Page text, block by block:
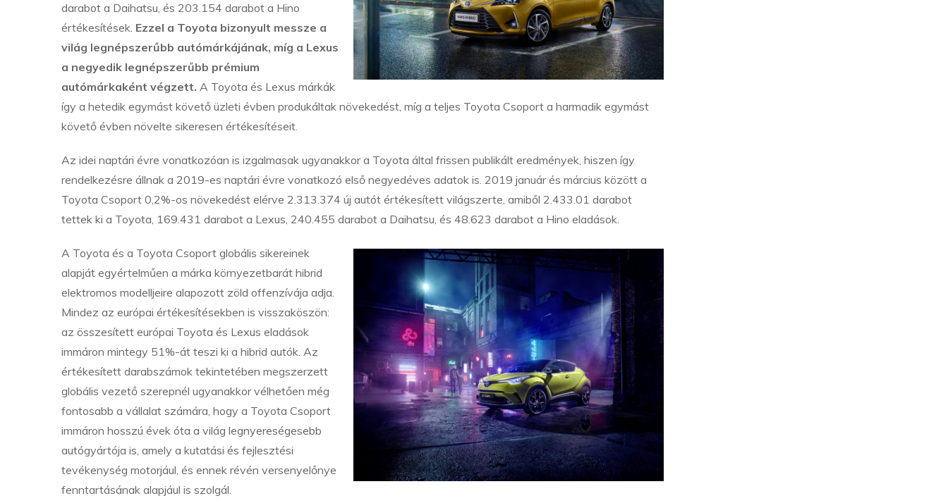
darabot a Daihatsu, és 203.154 darabot a Hino
értékesítések. Ezzel a Toyota bizonyult messze a
világ legnépszerűbb autómárkájának, míg a Lexus
a negyedik legnépszerűbb prémium
autómárkaként végzett. A Toyota és Lexus márkák
így a hetedik egymást követő üzleti évben produkáltak növekedést, míg a teljes Toyota Csoport a harmadik egymást
követő évben növelte sikeresen értékesítéseit.
Az idei naptári évre vonatkozóan is izgalmasak ugyanakkor a Toyota által frissen publikált eredmények, hiszen így
rendelkezésre állnak a 2019-es naptári évre vonatkozó első negyedéves adatok is. 2019 január és március között a
Toyota Csoport 0,2%-os növekedést elérve 2.313.374 új autót értékesített világszerte, amiből 2.433.01 darabot
tettek ki a Toyota, 169.431 darabot a Lexus, 240.455 darabot a Daihatsu, és 48.623 darabot a Hino eladások.
A Toyota és a Toyota Csoport globális sikereinek
alapját egyértelműen a márka környezetbarát hibrid
elektromos modelljeire alapozott zöld offenzívája adja.
Mindez az európai értékesítésekben is visszaköszön:
az összesített európai Toyota és Lexus eladások
immáron mintegy 51%-át teszi ki a hibrid autók. Az
értékesített darabszámok tekintetében megszerzett
globális vezető szerepnél ugyanakkor vélhetően még
fontosabb a vállalat számára, hogy a Toyota Csoport
immáron hosszú évek óta a világ legnyereségesebb
autógyártója is, amely a kutatási és fejlesztési
tevékenység motorjául, és ennek révén versenyelőnye
fenntartásának alapjául is szolgál.